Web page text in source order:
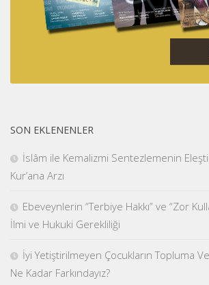
SON EKLENENLER
İslâm ile Kemalizmi Sentezlemenin
Kur’ana Arzı
Ebeveynlerin “Terbiye Hakkı” ve “Zor
İlmi ve Hukuki Gerekliliği
İyi Yetiştirilmeyen Çocukların Topluma
Ne Kadar Farkındayız?